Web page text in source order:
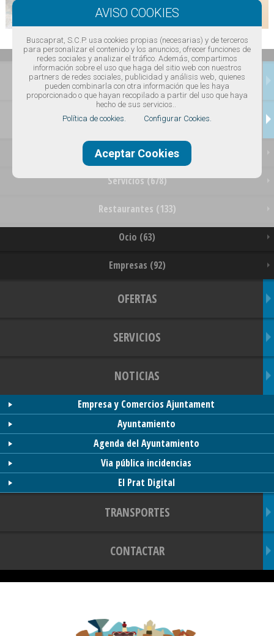
INICIO
NEGOCIOS
Tiendas (589)
Servicios (678)
Restaurantes (133)
Ocio (63)
Empresas (92)
OFERTAS
SERVICIOS
NOTICIAS
Empresa y Comercios Ajuntament
Ayuntamiento
Agenda del Ayuntamiento
Via pública incidencias
El Prat Digital
TRANSPORTES
CONTACTAR
Buscaprat, S.C.P. usa cookies propias (necesarias) y de terceros
para personalizar el contenido y los anuncios, ofrecer funciones de
redes sociales y analizar el tráfico. Además, compartimos
información sobre el uso que haga del sitio web con nuestros
partners de redes sociales, publicidad y análisis web, quienes
pueden combinarla con otra información que les haya
proporcionado o que hayan recopilado a partir del uso que haya
hecho de sus servicios..
Política de cookies.
Configurar Cookies.
Aceptar Cookies